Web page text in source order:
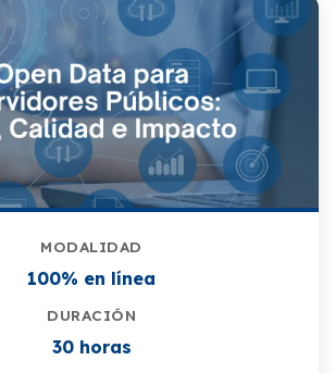
MODALIDAD
100% en línea
DURACIÓN
30 horas